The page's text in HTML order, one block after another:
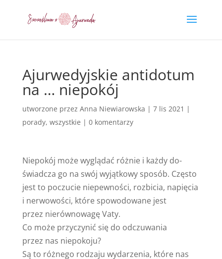
Ajurwedyjskie antidotum
na … niepokój
utworzone przez Anna Niewiarowska | 7 lis 2021 |
porady, wszystkie | 0 komentarzy
Nie­po­kój może wyglądać różnie i każdy do­
świad­cza go na swój wyjątkowy spo­sób. Często
jest to poczucie nie­pew­no­ści, roz­bi­cia, napię­cia
i nerwo­wo­ści, które spowodowane jest
przez nierównowagę Vaty.
Co może przyczynić się do odczuwania
przez nas niepokoju?
Są to róż­nego rodzaju wydarzenia, które nas